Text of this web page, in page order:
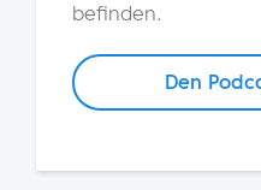
befinden.
Den